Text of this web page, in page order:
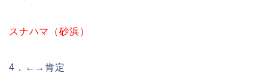
スナハマ（砂浜）
4．←→肯定